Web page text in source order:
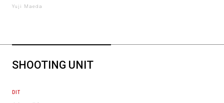
Yuji Maeda
SHOOTING UNIT
DIT